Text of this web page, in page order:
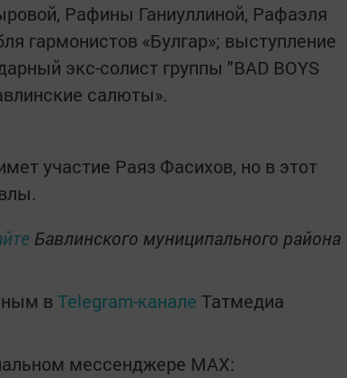
Рафины Ганиуллиной, Рафаэля
гармонистов «Булгар»; выступление
экс-солист группы "BAD BOYS
салюты».
участие Раяз Фасихов, но в этот
Бавлинского муниципального района
в Telegram-канале Татмедиа
мессенджере MАХ: